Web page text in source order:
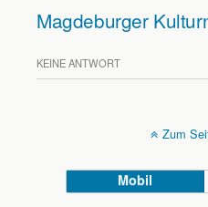
Magdeburger
KEINE ANTWORT
Zum
Mobil